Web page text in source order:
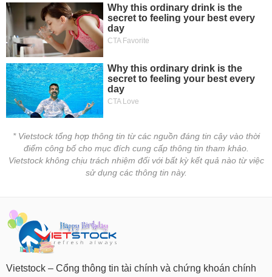
* Vietstock tổng hợp thông tin từ các nguồn đáng tin cậy vào thời
điểm công bố cho mục đích cung cấp thông tin tham khảo.
Vietstock không chịu trách nhiệm đối với bất kỳ kết quả nào từ việc
sử dụng các thông tin này.
Vietstock – Cổng thông tin tài chính và chứng khoán chính